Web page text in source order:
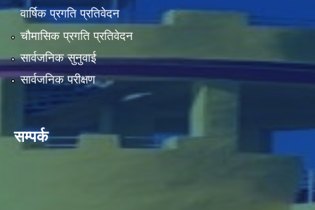
वार्षिक प्रगति प्रतिवेदन
चौमासिक प्रगति प्रतिवेदन
सार्वजनिक सुनुवाई
सार्वजनिक परीक्षण
सम्पर्क